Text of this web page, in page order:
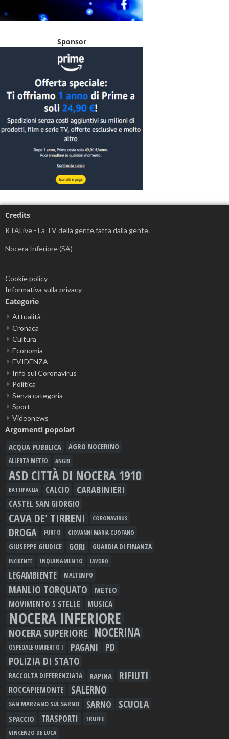
Sponsor
Credits
RTALive - La TV della gente,fatta dalla gente.
Nocera Inferiore (SA)
Cookie policy
Informativa sulla privacy
Categorie
Attualità
Cronaca
Cultura
Economia
EVIDENZA
Info sul Coronavirus
Politica
Senza categoria
Sport
Videonews
Argomenti popolari
ACQUA PUBBLICA AGRO NOCERINO
ALLERTA METEO ANGRI
ASD CITTÀ DI NOCERA 1910
BATTIPAGLIA CALCIO CARABINIERI
CASTEL SAN GIORGIO
CAVA DE' TIRRENI CORONAVIRUS
DROGA FURTO GIOVANNI MARIA CUOFANO
GIUSEPPE GIUDICE GORI GUARDIA DI FINANZA
INCIDENTE INQUINAMENTO LAVORO
LEGAMBIENTE MALTEMPO
MANLIO TORQUATO METEO
MOVIMENTO 5 STELLE MUSICA
NOCERA INFERIORE
NOCERA SUPERIORE NOCERINA
OSPEDALE UMBERTO I PAGANI PD
POLIZIA DI STATO
RACCOLTA DIFFERENZIATA RAPINA RIFIUTI
ROCCAPIEMONTE SALERNO
SAN MARZANO SUL SARNO SARNO SCUOLA
SPACCIO TRASPORTI TRUFFE
VINCENZO DE LUCA